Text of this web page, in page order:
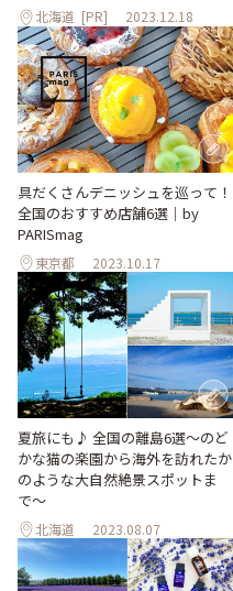
北海道 [PR] 2023.12.18
具だくさんデニッシュを巡って！
全国のおすすめ店舗6選｜by
PARISmag
東京都 2023.10.17
夏旅にも♪ 全国の離島6選〜のど
かな猫の楽園から海外を訪れたか
のような大自然絶景スポットま
で〜
北海道 2023.08.07